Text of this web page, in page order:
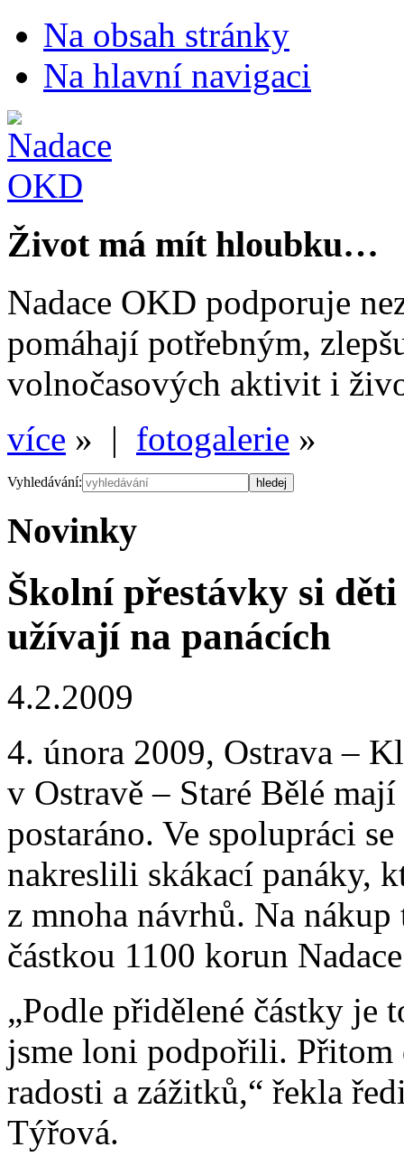
Na obsah stránky
Na hlavní navigaci
Život má mít hloubku…
Nadace OKD podporuje
pomáhají potřebným,
volnočasových aktivit i
více » | fotogalerie »
Vyhledávání:
Novinky
Školní přestávky si děti
užívají na panácích
4.2.2009
4. února 2009, Ostrava –
v Ostravě – Staré Bělé
postaráno. Ve spolupráci
nakreslili skákací panáky,
z mnoha návrhů. Na
částkou 1100 korun
„Podle přidělené částky je
jsme loni podpořili. Přitom
radosti a zážitků,“ řekla
Týřová.